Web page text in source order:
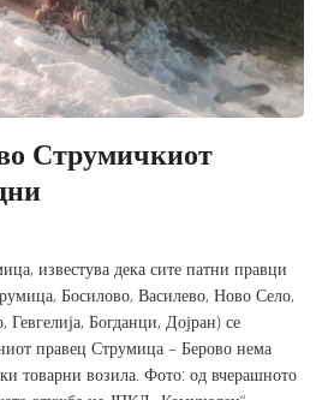
Струмичкиот
известува дека сите патни правци
Босилово, Василево, Ново Село,
Богданци, Дојран) се
правец Струмица – Берово нема
товарни возила. Фото: од вчерашното